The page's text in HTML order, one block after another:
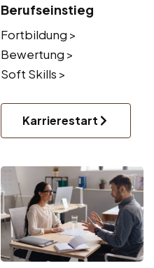
Berufseinstieg
Fortbildung >
Bewertung >
Soft Skills >
Karrierestart